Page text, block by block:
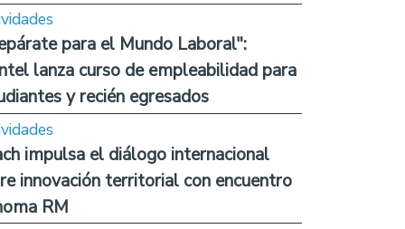
para el Mundo Laboral":
lanza curso de empleabilidad para
y recién egresados
impulsa el diálogo internacional
innovación territorial con encuentro
RM